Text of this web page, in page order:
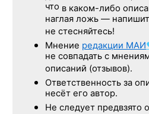
что в каком-либо
наглая ложь —
не стесняйтесь!
Мнение редакции МАИ
не совпадать с
описаний (отзывов).
Ответственность за
несёт его автор.
Не следует предвзято